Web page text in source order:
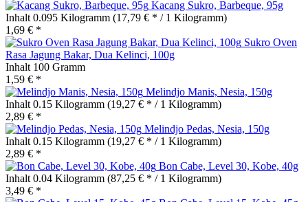
Kacang Sukro, Barbeque, 95g
Inhalt 0.095 Kilogramm (17,79 € * / 1 Kilogramm)
1,69 € *
Sukro Oven
Rasa Jagung Bakar, Dua Kelinci, 100g
Inhalt 100 Gramm
1,59 € *
Melindjo Manis, Nesia, 150g
Inhalt 0.15 Kilogramm (19,27 € * / 1 Kilogramm)
2,89 € *
Melindjo Pedas, Nesia, 150g
Inhalt 0.15 Kilogramm (19,27 € * / 1 Kilogramm)
2,89 € *
Bon Cabe, Level 30, Kobe, 40g
Inhalt 0.04 Kilogramm (87,25 € * / 1 Kilogramm)
3,49 € *